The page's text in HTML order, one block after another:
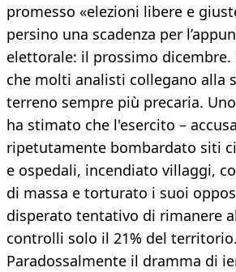
promesso «elezioni libere e
persino una scadenza per
elettorale: il prossimo dicembre.
che molti analisti collegano alla
terreno sempre più precaria.
ha stimato che l'esercito –
ripetutamente bombardato siti
e ospedali, incendiato villaggi,
di massa e torturato i suoi
disperato tentativo di rimanere
controlli solo il 21% del territorio.
Paradossalmente il dramma di